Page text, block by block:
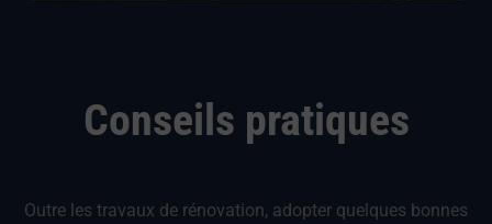
Conseils pratiques
Outre les travaux de rénovation, adopter quelques bonnes